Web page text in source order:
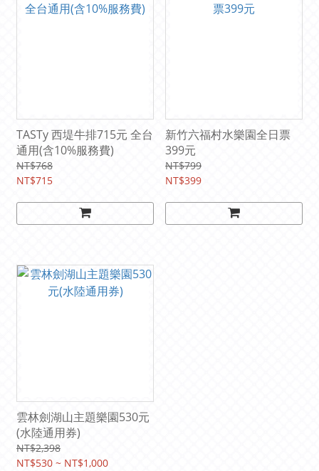
TASTy 西堤牛排715元 全台
通用(含10%服務費)
NT$768
NT$715
新竹六福村水樂園全日票
399元
NT$799
NT$399
雲林劍湖山主題樂園530元
(水陸通用券)
NT$2,398
NT$530 ~ NT$1,000